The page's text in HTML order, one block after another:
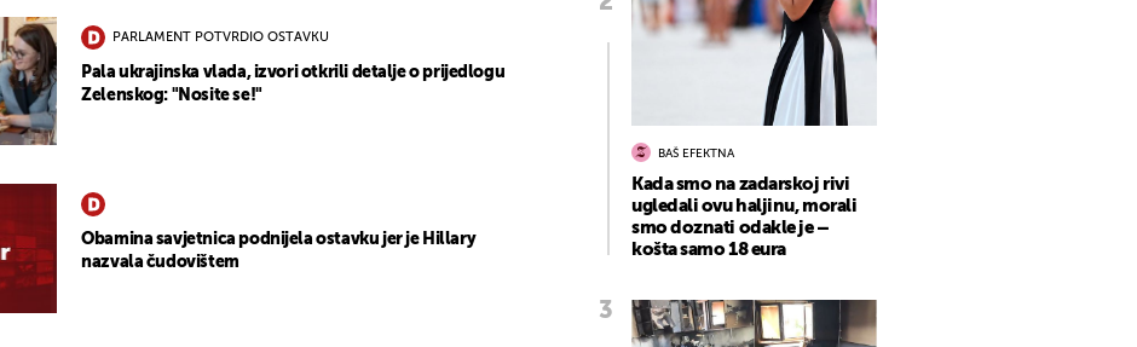
PARLAMENT POTVRDIO OSTAVKU
Pala ukrajinska vlada, izvori otkrili detalje o prijedlogu
Zelenskog: "Nosite se!"
Obamina savjetnica podnijela ostavku jer je Hillary
nazvala čudovištem
BAŠ EFEKTNA
Kada smo na zadarskoj rivi
ugledali ovu haljinu, morali
smo doznati odakle je –
košta samo 18 eura